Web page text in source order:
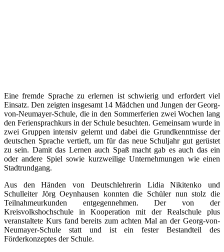
Eine fremde Sprache zu erlernen ist schwierig und erfordert viel
Einsatz. Den zeigten insgesamt 14 Mädchen und Jungen der Georg-
von-Neumayer-Schule, die in den Sommerferien zwei Wochen lang
den Feriensprachkurs in der Schule besuchten. Gemeinsam wurde in
zwei Gruppen intensiv gelernt und dabei die Grundkenntnisse der
deutschen Sprache vertieft, um für das neue Schuljahr gut gerüstet
zu sein. Damit das Lernen auch Spaß macht gab es auch das ein
oder andere Spiel sowie kurzweilige Unternehmungen wie einen
Stadtrundgang.
Aus den Händen von Deutschlehrerin Lidia Nikitenko und
Schulleiter Jörg Oeynhausen konnten die Schüler nun stolz die
Teilnahmeurkunden entgegennehmen. Der von der
Kreisvolkshochschule in Kooperation mit der Realschule plus
veranstaltete Kurs fand bereits zum achten Mal an der Georg-von-
Neumayer-Schule statt und ist ein fester Bestandteil des
Förderkonzeptes der Schule.